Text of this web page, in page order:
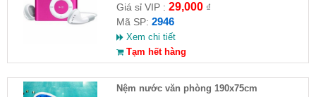
Giá sỉ VIP : 29,000₫
Mã SP: 2946
Xem chi tiết
Tạm hết hàng
Nệm nước văn phòng 190x75cm